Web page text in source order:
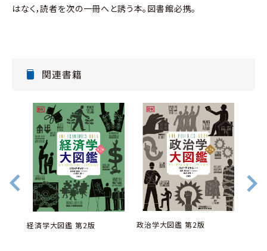
はなく，読者を次の一冊へと誘う本。図書館必携。
関連書籍
経済学大図鑑 第2版 政治学大図鑑 第2版